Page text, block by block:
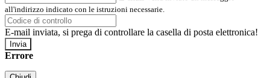
all'indirizzo indicato con le istruzioni necessarie.
E-mail inviata, si prega di controllare la casella di posta elettronica!
Errore